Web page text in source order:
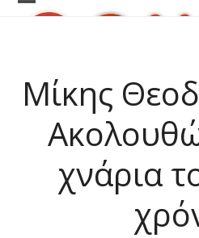
Skip
Open
menu
Close
menu
Μίκης
χνάρια